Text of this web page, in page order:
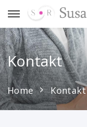
Kontakt
Home Kontakt